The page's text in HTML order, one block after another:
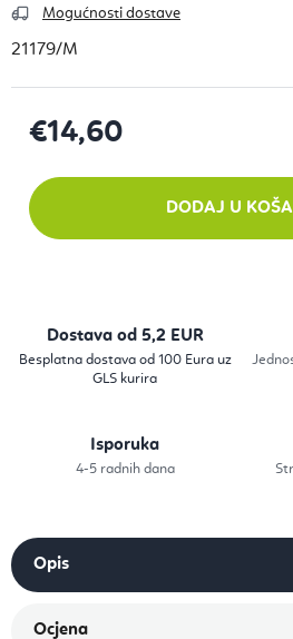
Mogućnosti dostave
21179/M
€14,60
DODAJ U
Dostava od 5,2 EUR
Besplatna dostava od 100 Eura uz
GLS kurira
Isporuka
4-5 radnih dana